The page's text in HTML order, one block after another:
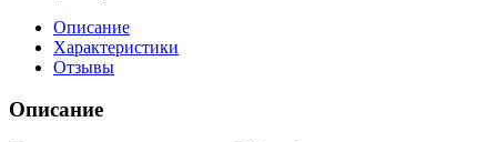
Описание
Характеристики
Отзывы
Описание